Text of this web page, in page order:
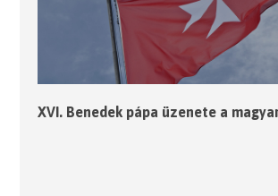
XVI. Benedek pápa üzenete a